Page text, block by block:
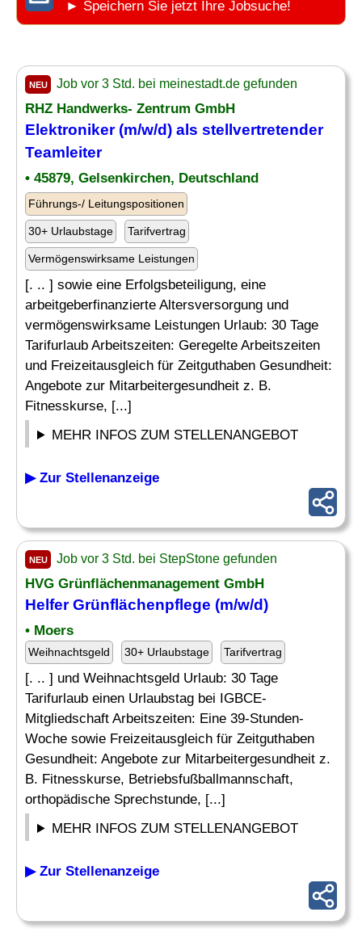
► Speichern Sie jetzt Ihre Jobsuche!
NEU Job vor 3 Std. bei meinestadt.de gefunden
RHZ Handwerks- Zentrum GmbH
Elektroniker (m/w/d) als stellvertretender
Teamleiter
• 45879, Gelsenkirchen, Deutschland
Führungs-/ Leitungspositionen
30+ Urlaubstage Tarifvertrag
Vermögenswirksame Leistungen
[. .. ] sowie eine Erfolgsbeteiligung, eine
arbeitgeberfinanzierte Altersversorgung und
vermögenswirksame Leistungen Urlaub: 30 Tage
Tarifurlaub Arbeitszeiten: Geregelte Arbeitszeiten
und Freizeitausgleich für Zeitguthaben Gesundheit:
Angebote zur Mitarbeitergesundheit z. B.
Fitnesskurse, [...]
MEHR INFOS ZUM STELLENANGEBOT
▶ Zur Stellenanzeige
NEU Job vor 3 Std. bei StepStone gefunden
HVG Grünflächenmanagement GmbH
Helfer Grünflächenpflege (m/w/d)
• Moers
Weihnachtsgeld 30+ Urlaubstage Tarifvertrag
[. .. ] und Weihnachtsgeld Urlaub: 30 Tage
Tarifurlaub einen Urlaubstag bei IGBCE-
Mitgliedschaft Arbeitszeiten: Eine 39-Stunden-
Woche sowie Freizeitausgleich für Zeitguthaben
Gesundheit: Angebote zur Mitarbeitergesundheit z.
B. Fitnesskurse, Betriebsfußballmannschaft,
orthopädische Sprechstunde, [...]
MEHR INFOS ZUM STELLENANGEBOT
▶ Zur Stellenanzeige